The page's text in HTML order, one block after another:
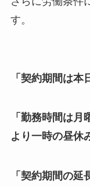
す。
「契約期間は本
「勤務時間は
より一時の昼休
「契約期間の延